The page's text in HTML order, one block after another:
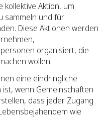
kollektive Aktion, um
sammeln und für
Diese Aktionen werden
organisiert, die
wollen.
eine eindringliche
wenn Gemeinschaften
dass jeder Zugang
wie